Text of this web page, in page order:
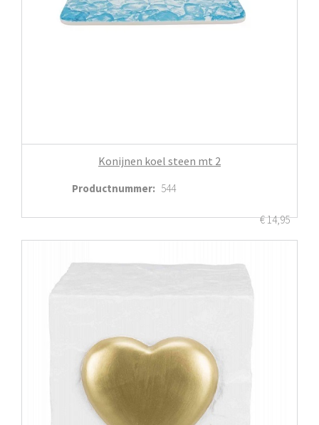
Konijnen koel steen mt 2
Productnummer: 544
€14,95